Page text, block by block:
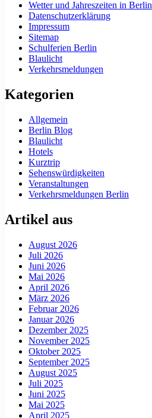
Wetter und Jahreszeiten in Berlin
Datenschutzerklärung
Impressum
Sitemap
Schulferien Berlin
Blaulicht
Verkehrsmeldungen
Kategorien
Allgemein
Berlin Blog
Blaulicht
Hotels
Kurztrip
Sehenswürdigkeiten
Veranstaltungen
Verkehrsmeldungen Berlin
Artikel aus
August 2026
Juli 2026
Juni 2026
Mai 2026
April 2026
März 2026
Februar 2026
Januar 2026
Dezember 2025
November 2025
Oktober 2025
September 2025
August 2025
Juli 2025
Juni 2025
Mai 2025
April 2025